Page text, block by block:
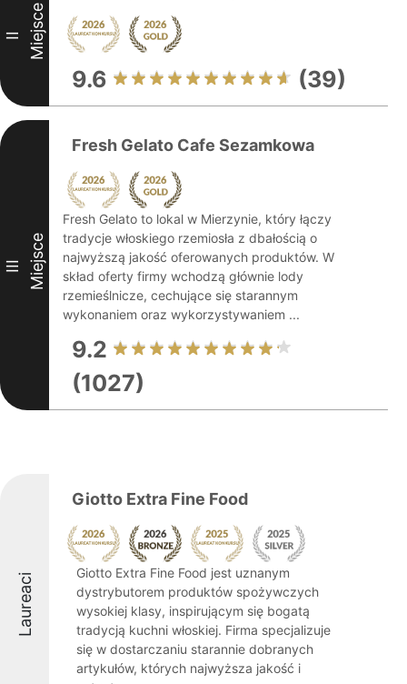
II Miejsce
9.6 (39)
III Miejsce
Fresh Gelato Cafe Sezamkowa
Fresh Gelato to lokal w Mierzynie, który łączy
tradycje włoskiego rzemiosła z dbałością o
najwyższą jakość oferowanych produktów. W
skład oferty firmy wchodzą głównie lody
rzemieślnicze, cechujące się starannym
wykonaniem oraz wykorzystywaniem ...
9.2
(1027)
Laureaci
Giotto Extra Fine Food
Giotto Extra Fine Food jest uznanym
dystrybutorem produktów spożywczych
wysokiej klasy, inspirującym się bogatą
tradycją kuchni włoskiej. Firma specjalizuje
się w dostarczaniu starannie dobranych
artykułów, których najwyższa jakość i